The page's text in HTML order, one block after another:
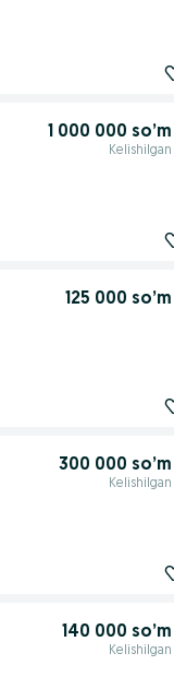
1 000 000 so’m
Kelishilgan
125 000 so’m
300 000 so’m
Kelishilgan
140 000 so’m
Kelishilgan